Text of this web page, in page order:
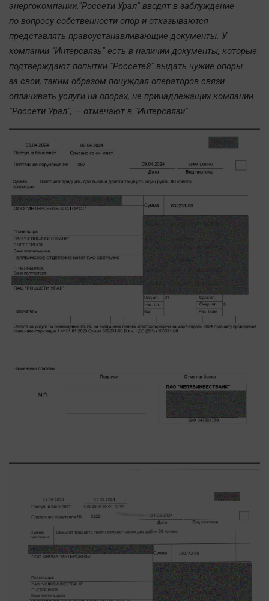
Медицина
Новости компаний
Спецпроект
Статистика
Челябинск космический
Другие рубрики
Bookworms
English version
Online-консультация
Актуальная тема
Афиша
Блогеркуль
Быстрый медиазавод
Вирус чтения
Вкусное
Гороскоп
Качество жизни
Отдых
Последняя инстанция
Светская жизнь
Тенденции
Точка на карте
энергокомпании."Россети Урал" вводят в заблуждение
по вопросу собственности опор и отказываются
представлять правоустанавливающие документы. У
компании "Интерсвязь" есть в наличии документы, которые
подтверждают попытки "Россетей" выдать чужие опоры
за свои, таким образом понуждая операторов связи
оплачивать услуги на опорах, не принадлежащих компании
"Россети Урал", — отмечают в "Интерсвязи".